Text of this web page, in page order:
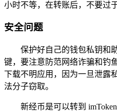
小时不等，在转账后，不要过
安全问题
保护好自己的钱包私钥和
键，要注意防范网络诈骗和钓
下载不明应用，因为一旦泄露
法分子窃取。
新经币是可以转到